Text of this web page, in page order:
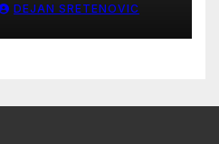
DEJAN SRETENOVIC